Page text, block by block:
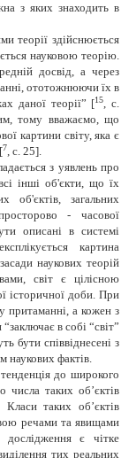
з яких знаходить в
теорії здійснюється
науковою теорію.
досвід, а через
ототожнюючи їх в
даної теорії” [15, c.
тому вважаємо, що
картини світу, яка є
7, c. 25].
з уявлень про
інші об'єкти, що їх
об'єктів, загальних
- часової
описані в системі
картина
наукових теорій
світ є цілісною
історичної доби. При
притаманні, а кожен з
в собі “світ”
бути співвіднесені з
наукових фактів.
до широкого
числа таких об’єктів
Класи таких об’єктів
речами та явищами
є чітке
тих реальних